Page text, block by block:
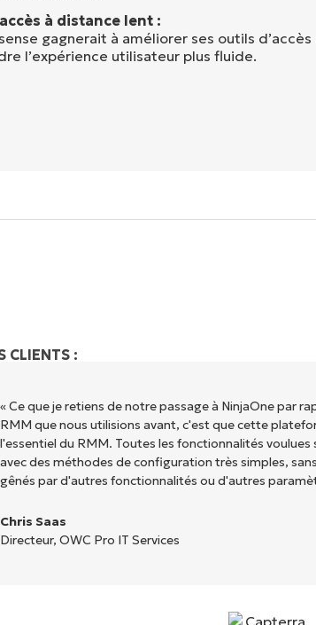
à distance lent :
gagnerait à améliorer ses outils
l’expérience utilisateur plus fluide.
CLIENTS :
« Ce que je retiens de notre passage à NinjaOne par
RMM que nous utilisions avant, c'est que cette
l'essentiel du RMM. Toutes les fonctionnalités voulues
avec des méthodes de configuration très simples,
gênés par d'autres fonctionnalités ou d'autres
Chris Saas
Directeur, OWC Pro IT Services